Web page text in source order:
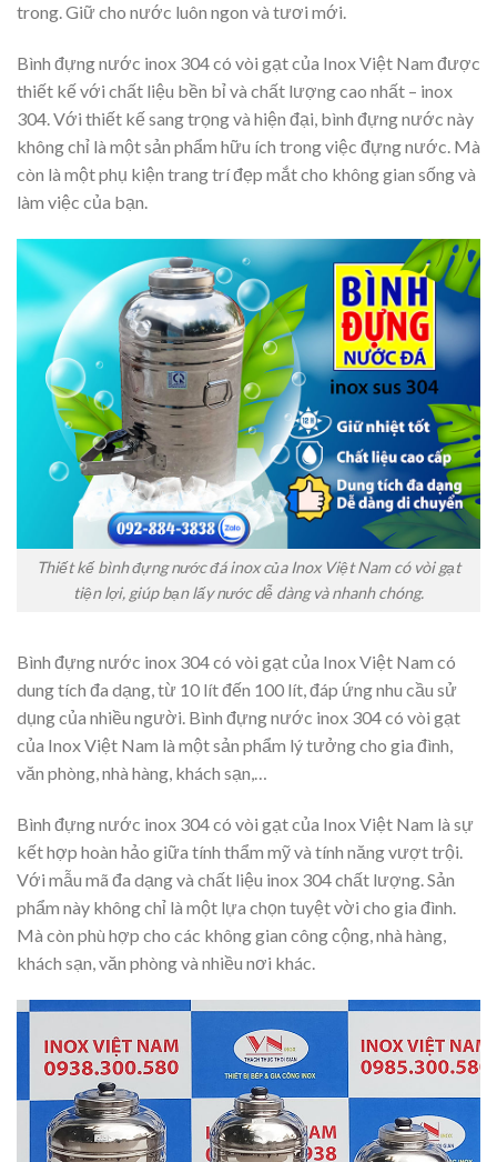
trong. Giữ cho nước luôn ngon và tươi mới.
Bình đựng nước inox 304 có vòi gạt của Inox Việt Nam được
thiết kế với chất liệu bền bỉ và chất lượng cao nhất – inox
304. Với thiết kế sang trọng và hiện đại, bình đựng nước này
không chỉ là một sản phẩm hữu ích trong việc đựng nước. Mà
còn là một phụ kiện trang trí đẹp mắt cho không gian sống và
làm việc của bạn.
Thiết kế bình đựng nước đá inox của Inox Việt Nam có vòi gạt
tiện lợi, giúp bạn lấy nước dễ dàng và nhanh chóng.
Bình đựng nước inox 304 có vòi gạt của Inox Việt Nam có
dung tích đa dạng, từ 10 lít đến 100 lít, đáp ứng nhu cầu sử
dụng của nhiều người. Bình đựng nước inox 304 có vòi gạt
của Inox Việt Nam là một sản phẩm lý tưởng cho gia đình,
văn phòng, nhà hàng, khách sạn,…
Bình đựng nước inox 304 có vòi gạt của Inox Việt Nam là sự
kết hợp hoàn hảo giữa tính thẩm mỹ và tính năng vượt trội.
Với mẫu mã đa dạng và chất liệu inox 304 chất lượng. Sản
phẩm này không chỉ là một lựa chọn tuyệt vời cho gia đình.
Mà còn phù hợp cho các không gian công cộng, nhà hàng,
khách sạn, văn phòng và nhiều nơi khác.